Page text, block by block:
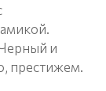
и
престижем.